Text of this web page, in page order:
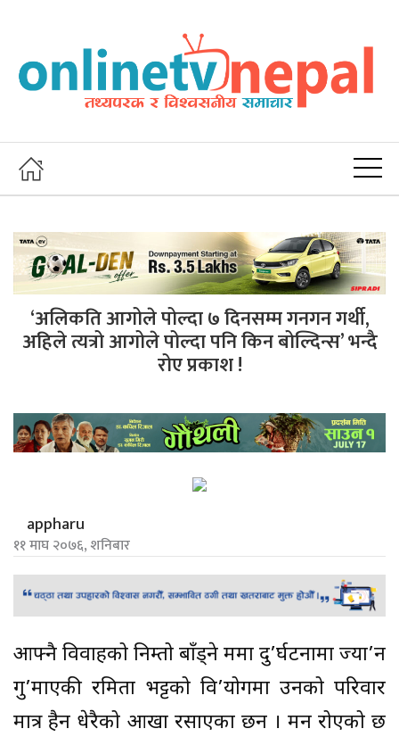
‘अलिकति आगोले पोल्दा ७ दिनसम्म गनगन गर्थी,
अहिले त्यत्रो आगोले पोल्दा पनि किन बोल्दिन्स’ भन्दै
रोए प्रकाश !
appharu
११ माघ २०७६, शनिबार
आफ्नै विवाहको निम्तो बाँड्ने क्रममा दु’र्घटनामा ज्या’न
गु’माएकी रमिता भट्टको वि’योगमा उनको परिवार
मात्र हैन धेरैको आखा रसाएका छन । मन रोएको छ